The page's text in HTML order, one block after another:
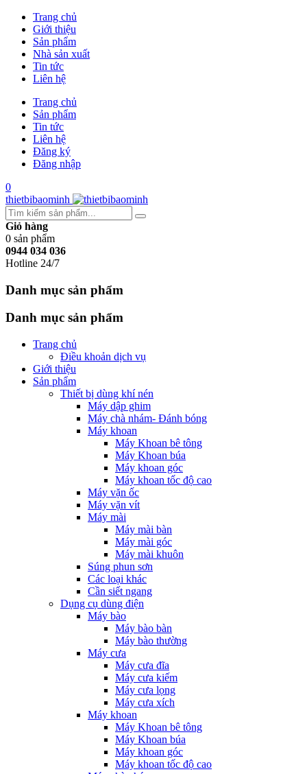
Trang chủ
Giới thiệu
Sản phẩm
Nhà sản xuất
Tin tức
Liên hệ
Trang chủ
Sản phẩm
Tin tức
Liên hệ
Đăng ký
Đăng nhập
0
thietbibaominh
Giỏ hàng
0 sản phẩm
0944 034 036
Hotline 24/7
Danh mục sản phẩm
Danh mục sản phẩm
Trang chủ
Điều khoản dịch vụ
Giới thiệu
Sản phẩm
Thiết bị dùng khí nén
Máy dập ghim
Máy chà nhám- Đánh bóng
Máy khoan
Máy Khoan bê tông
Máy Khoan búa
Máy khoan góc
Máy khoan tốc độ cao
Máy vặn ốc
Máy vặn vít
Máy mài
Máy mài bàn
Máy mài góc
Máy mài khuôn
Súng phun sơn
Các loại khác
Cần siết ngang
Dụng cụ dùng điện
Máy bào
Máy bào bàn
Máy bào thường
Máy cưa
Máy cưa đĩa
Máy cưa kiếm
Máy cưa lọng
Máy cưa xích
Máy khoan
Máy Khoan bê tông
Máy Khoan búa
Máy khoan góc
Máy khoan tốc độ cao